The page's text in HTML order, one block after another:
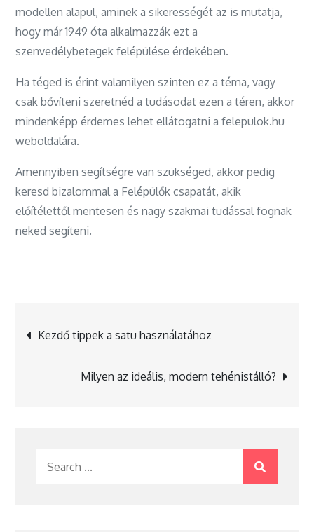
modellen alapul, aminek a sikerességét az is mutatja,
hogy már 1949 óta alkalmazzák ezt a
szenvedélybetegek felépülése érdekében.
Ha téged is érint valamilyen szinten ez a téma, vagy
csak bővíteni szeretnéd a tudásodat ezen a téren, akkor
mindenképp érdemes lehet ellátogatni a felepulok.hu
weboldalára.
Amennyiben segítségre van szükséged, akkor pedig
keresd bizalommal a Felépülők csapatát, akik
előítélettől mentesen és nagy szakmai tudással fognak
neked segíteni.
Bejegyzés
navigáció
Kezdő tippek a satu használatához
Milyen az ideális, modern tehénistálló?